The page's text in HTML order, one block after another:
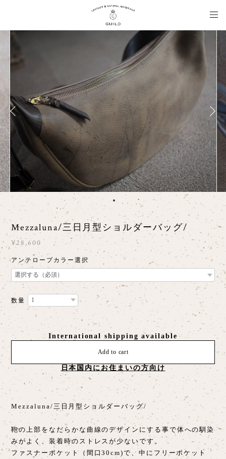
Mezzaluna/三日月型ショルダーバッグ/
¥28,600
アンテロープカラー選択
数量
International shipping available
Add to cart
日本国内にお住まいの方向け
Mezzaluna/三日月型ショルダーバッグ/
鞄の上部をなだらかな曲線のデザインにする事で体への馴染
みがよく、装着時のストレスが少ないです。
ファスナーポケット（間口30cm)で、中にフリーポケット